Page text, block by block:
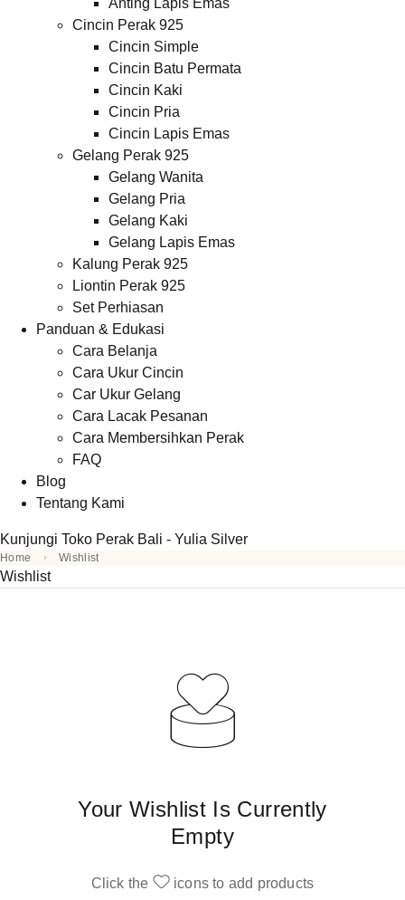
Anting Lapis Emas
Cincin Perak 925
Cincin Simple
Cincin Batu Permata
Cincin Kaki
Cincin Pria
Cincin Lapis Emas
Gelang Perak 925
Gelang Wanita
Gelang Pria
Gelang Kaki
Gelang Lapis Emas
Kalung Perak 925
Liontin Perak 925
Set Perhiasan
Panduan & Edukasi
Cara Belanja
Cara Ukur Cincin
Car Ukur Gelang
Cara Lacak Pesanan
Cara Membersihkan Perak
FAQ
Blog
Tentang Kami
Kunjungi Toko Perak Bali - Yulia Silver
Home Wishlist
Wishlist
Your Wishlist Is Currently
Empty
Click the icons to add products